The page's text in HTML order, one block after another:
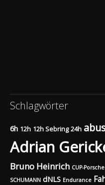
Schlagwörter
6h 12h 12h Sebring 24h
Adrian
Bruno Heinrich CUP-Porsche
SCHUMANN dNLS Endurance